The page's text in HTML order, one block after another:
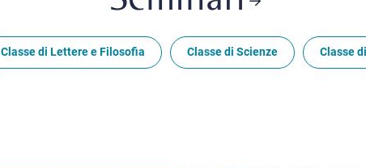
Classe di Lettere e Filosofia Classe di Scienze Classe